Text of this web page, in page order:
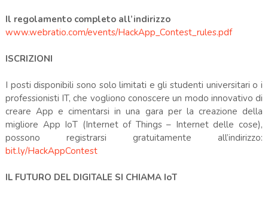
Il regolamento completo all’indirizzo
www.webratio.com/events/HackApp_Contest_rules.pdf
ISCRIZIONI
I posti disponibili sono solo limitati e gli studenti universitari o i
professionisti IT, che vogliono conoscere un modo innovativo di
creare App e cimentarsi in una gara per la creazione della
migliore App IoT (Internet of Things – Internet delle cose),
possono registrarsi gratuitamente all’indirizzo:
bit.ly/HackAppContest
IL FUTURO DEL DIGITALE SI CHIAMA IoT